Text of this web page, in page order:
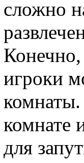
сложно
Конечно,
игроки
комнаты.
комнате
для